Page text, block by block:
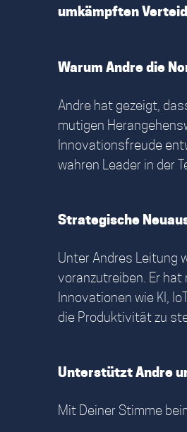
umkämpften
Warum Andre die
Andre hat gezeigt,
mutigen
Innovationsfreude
wahren Leader in der
Strategische
Unter Andres Leitung
voranzutreiben. Er
Innovationen wie KI,
die Produktivität zu
Unterstützt Andre
Mit Deiner Stimme